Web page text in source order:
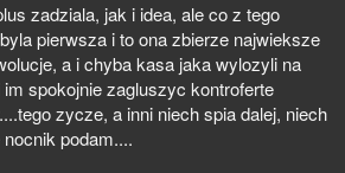
zadziala, jak i idea, ale co z tego
pierwsza i to ona zbierze najwieksze
a i chyba kasa jaka wylozyli na
spokojnie zagluszyc kontroferte
zycze, a inni niech spia dalej, niech
podam....